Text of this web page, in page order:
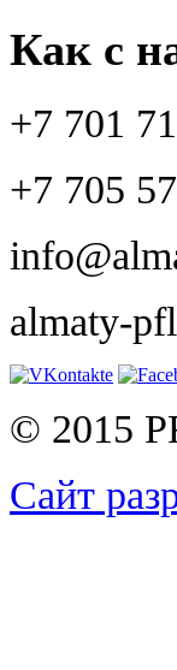
Как с
+7 701
+7 705
almaty-pfl
© 2015
Сайт